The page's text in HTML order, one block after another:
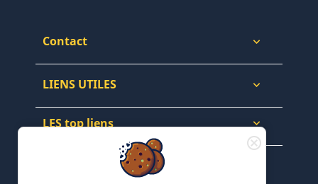
Contact 
LIENS UTILES 
LES top liens 
NEWSLETTERS & WEB